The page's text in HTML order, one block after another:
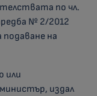
по чл.
№ 2/2012
на
или
издал